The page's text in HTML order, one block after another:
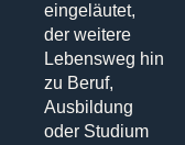
eingeläutet,
der weitere
Lebensweg hin
zu Beruf,
Ausbildung
oder Studium